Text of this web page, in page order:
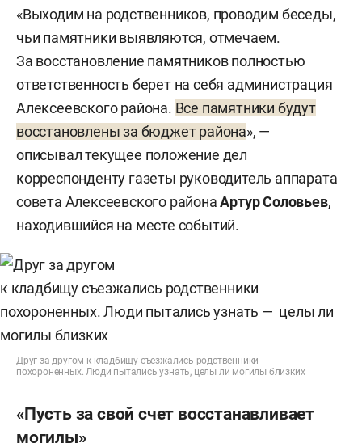
«Выходим на родственников, проводим беседы,
чьи памятники выявляются, отмечаем.
За восстановление памятников полностью
ответственность берет на себя администрация
Алексеевского района. Все памятники будут
восстановлены за бюджет района», —
описывал текущее положение дел
корреспонденту газеты руководитель аппарата
совета Алексеевского районаАртур Соловьев,
находившийся на месте событий.
Друг за другом к кладбищу съезжались родственники
похороненных. Люди пытались узнать, целы ли могилы близких
«Пусть за свой счет восстанавливает
могилы»